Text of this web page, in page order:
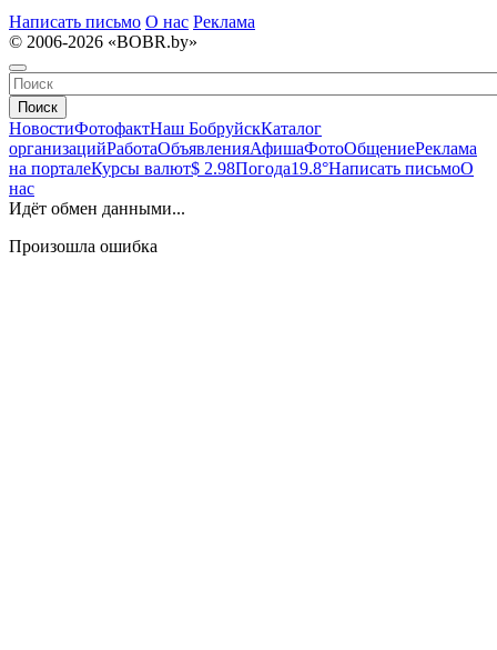
Написать письмо О нас Реклама
© 2006-2026 «BOBR.by»
Поиск
НовостиФотофактНаш БобруйскКаталог
организацийРаботаОбъявленияАфишаФотоОбщениеРеклама
на порталеКурсы валют$ 2.98Погода19.8°Написать письмоО
нас
Идёт обмен данными...
Произошла ошибка